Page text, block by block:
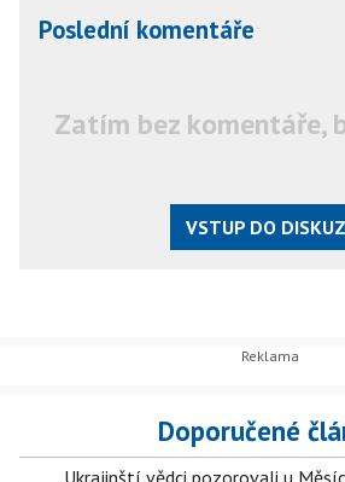
Poslední komentáře
Zatím bez komentáře,
VSTUP DO
Doporučené
Ukrajinští vědci pozorovali u